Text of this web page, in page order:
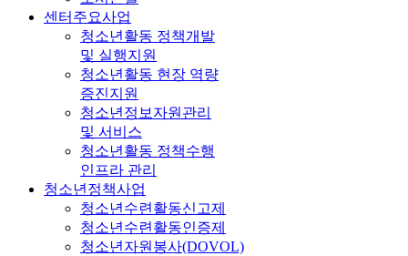
센터주요사업
청소년활동 정책개발
및 실행지원
청소년활동 현장 역량
증진지원
청소년정보자원관리
및 서비스
청소년활동 정책수행
인프라 관리
청소년정책사업
청소년수련활동신고제
청소년수련활동인증제
청소년자원봉사(DOVOL)